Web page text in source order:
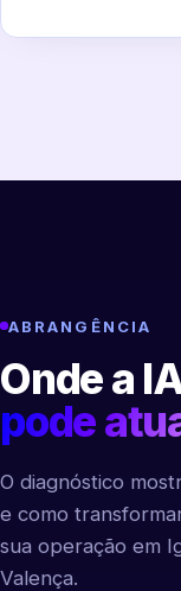
ABRANGÊNCIA
Onde a
pode
O diagnóstico
e como
sua operação em
Valença.